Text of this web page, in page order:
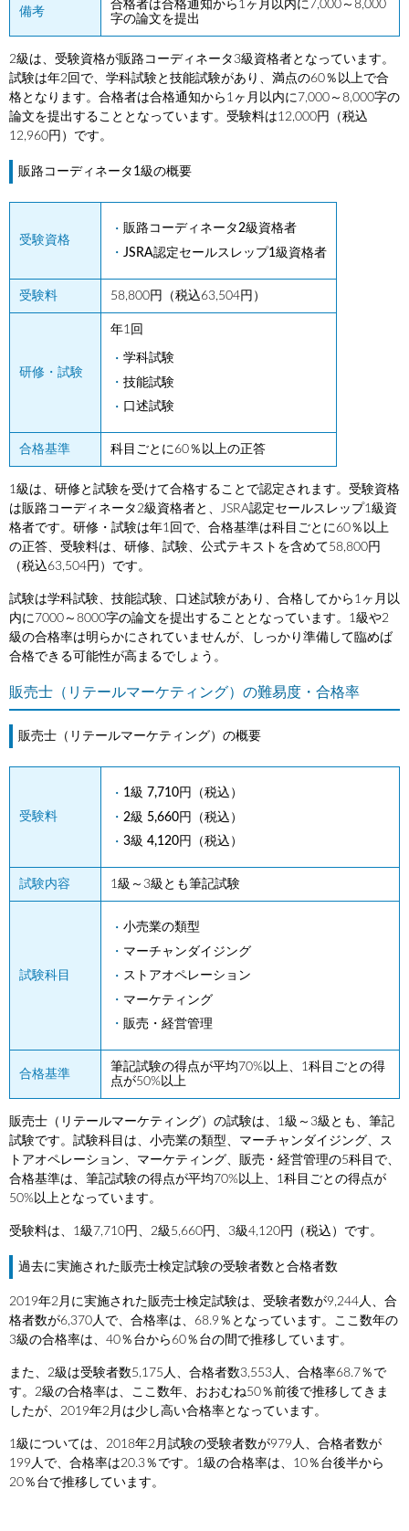
備考
合格者は合格通知から1ヶ月以内に7,000～8,000
字の論文を提出
2級は、受験資格が販路コーディネータ3級資格者となっています。
試験は年2回で、学科試験と技能試験があり、満点の60％以上で合
格となります。合格者は合格通知から1ヶ月以内に7,000～8,000字の
論文を提出することとなっています。受験料は12,000円（税込
12,960円）です。
販路コーディネータ1級の概要
受験資格
販路コーディネータ2級資格者
JSRA認定セールスレップ1級資格者
受験料 58,800円（税込63,504円）
研修・試験
年1回
学科試験
技能試験
口述試験
合格基準 科目ごとに60％以上の正答
1級は、研修と試験を受けて合格することで認定されます。受験資格
は販路コーディネータ2級資格者と、JSRA認定セールスレップ1級資
格者です。研修・試験は年1回で、合格基準は科目ごとに60％以上
の正答、受験料は、研修、試験、公式テキストを含めて58,800円
（税込63,504円）です。
試験は学科試験、技能試験、口述試験があり、合格してから1ヶ月以
内に7000～8000字の論文を提出することとなっています。1級や2
級の合格率は明らかにされていませんが、しっかり準備して臨めば
合格できる可能性が高まるでしょう。
販売士（リテールマーケティング）の難易度・合格率
販売士（リテールマーケティング）の概要
受験料
1級 7,710円（税込）
2級 5,660円（税込）
3級 4,120円（税込）
試験内容 1級～3級とも筆記試験
試験科目
小売業の類型
マーチャンダイジング
ストアオペレーション
マーケティング
販売・経営管理
合格基準
筆記試験の得点が平均70%以上、1科目ごとの得
点が50%以上
販売士（リテールマーケティング）の試験は、1級～3級とも、筆記
試験です。試験科目は、小売業の類型、マーチャンダイジング、ス
トアオペレーション、マーケティング、販売・経営管理の5科目で、
合格基準は、筆記試験の得点が平均70%以上、1科目ごとの得点が
50%以上となっています。
受験料は、1級7,710円、2級5,660円、3級4,120円（税込）です。
過去に実施された販売士検定試験の受験者数と合格者数
2019年2月に実施された販売士検定試験は、受験者数が9,244人、合
格者数が6,370人で、合格率は、68.9％となっています。ここ数年の
3級の合格率は、40％台から60％台の間で推移しています。
また、2級は受験者数5,175人、合格者数3,553人、合格率68.7％で
す。2級の合格率は、ここ数年、おおむね50％前後で推移してきま
したが、2019年2月は少し高い合格率となっています。
1級については、2018年2月試験の受験者数が979人、合格者数が
199人で、合格率は20.3％です。1級の合格率は、10％台後半から
20％台で推移しています。